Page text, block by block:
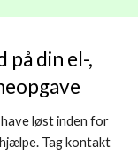
på din el-,
løst inden for
Tag kontakt